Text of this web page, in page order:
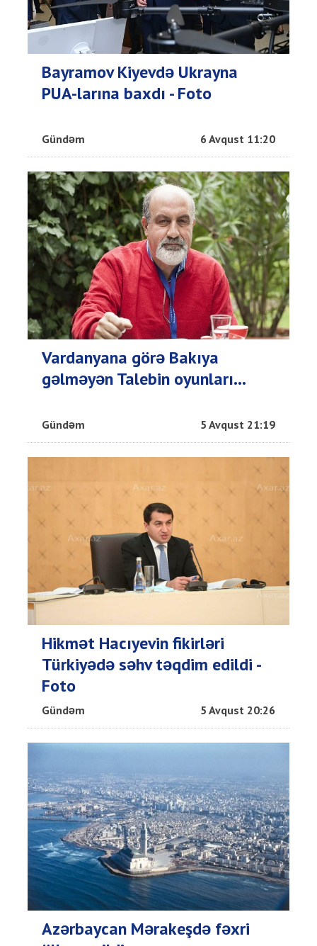
Bayramov Kiyevdə Ukrayna
PUA-larına baxdı - Foto
Gündəm 6 Avqust 11:20
Vardanyana görə Bakıya
gəlməyən Talebin oyunları...
Gündəm 5 Avqust 21:19
Hikmət Hacıyevin fikirləri
Türkiyədə səhv təqdim edildi -
Foto
Gündəm 5 Avqust 20:26
Azərbaycan Mərakeşdə fəxri